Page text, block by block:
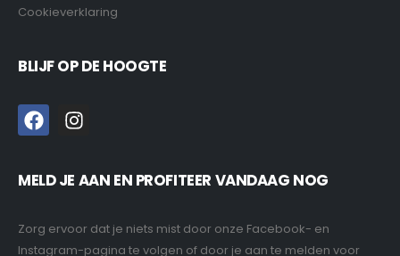
Cookieverklaring
BLIJF OP DE HOOGTE
MELD JE AAN EN PROFITEER VANDAAG NOG
Zorg ervoor dat je niets mist door onze Facebook- en
Instagram-pagina te volgen of door je aan te melden voor